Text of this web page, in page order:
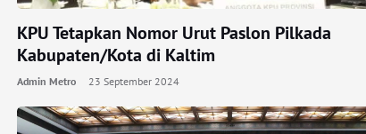
KPU Tetapkan Nomor Urut Paslon Pilkada
Kabupaten/Kota di Kaltim
Admin Metro 23 September 2024